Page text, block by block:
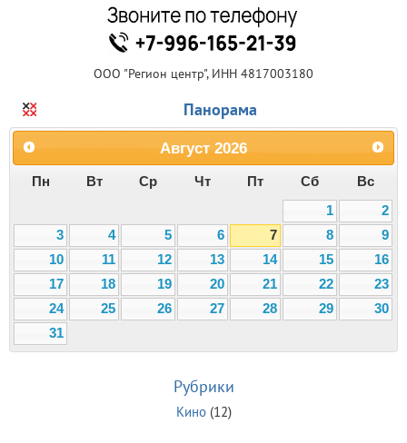
ООО "Регион центр", ИНН 4817003180
Панорама
Август 2026
Пн Вт Ср Чт Пт Сб
Вс
1
2
3
4 5 6 7 8
9
10
11 12 13 14 15
16
17
18 19 20 21 22
23
24
25 26 27 28 29
30
31
Рубрики
Кино(12)